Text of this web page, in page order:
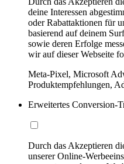
deine Interessen
oder Rabattaktionen für
basierend auf deinem
sowie deren Erfolge
wir auf dieser Webseite
Meta-Pixel, Microsoft
Produktempfehlungen,
Erweitertes Conversion-
Durch das Akzeptieren
unserer Online-